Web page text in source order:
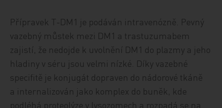
Přípravek T-DM1 je podáván intravenózně. Pevný
vazebný můstek mezi DM1 a trastuzumabem
zajistí, že nedojde k uvolnění DM1 do plazmy a jeho
hladiny v séru jsou velmi nízké. Díky vazebné
specifitě je konjugát dopraven do nádorové tkáně
a internalizován jako komplex do buněk, kde
podléhá proteolýze v lysozomech a rozpadá se na